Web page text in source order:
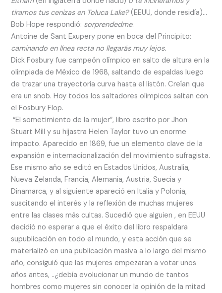
tiramos tus cenizas en Toluca Lake?(EEUU, donde residía)…
Bob Hope respondió: sorprendedme.
Antoine de Sant Exupery pone en boca del Principito:
caminando en línea recta no llegarás muy lejos.
Dick Fosbury fue campeón olímpico en salto de altura en la
olimpiada de México de 1968, saltando de espaldas luego
de trazar una trayectoria curva hasta el listón. Creían que
era un snob. Hoy todos los saltadores olímpicos saltan con
el Fosbury Flop.
“El sometimiento de la mujer”, libro escrito por Jhon
Stuart Mill y su hijastra Helen Taylor tuvo un enorme
impacto. Aparecido en 1869, fue un elemento clave de la
expansión e internacionalización del movimiento sufragista.
Ese mismo año se editó en Estados Unidos, Australia,
Nueva Zelanda, Francia, Alemania, Austria, Suecia y
Dinamarca, y al siguiente apareció en Italia y Polonia,
suscitando el interés y la reflexión de muchas mujeres
entre las clases más cultas. Sucedió que alguien , en EEUU
decidió no esperar a que el éxito del libro respaldara
supublicación en todo el mundo, y esta acción que se
materializó en una publicación masiva a lo largo del mismo
año, consiguió que las mujeres empezaran a votar unos
años antes, ..¿debía evolucionar un mundo de tantos
hombres como mujeres sin conocer la opinión de la mitad